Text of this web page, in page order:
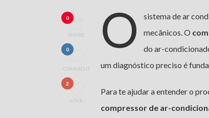
0
SHARE
0
COMMENT
2
LOVE
O
sistema de ar
mecânicos. O
do ar-
um diagnóstico preciso é
Para te ajudar a entender o
compressor de ar-